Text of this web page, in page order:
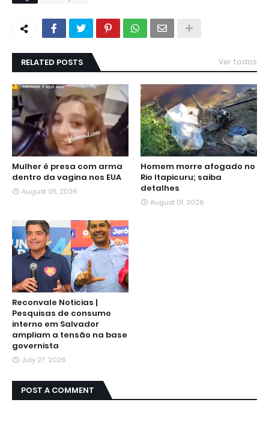
RELATED POSTS Ver todos
Mulher é presa com arma
dentro da vagina nos EUA
August 05, 2026
Homem morre afogado no
Rio Itapicuru; saiba
detalhes
August 01, 2026
Reconvale Noticias |
Pesquisas de consumo
interno em Salvador
ampliam a tensão na base
governista
July 27, 2026
POST A COMMENT